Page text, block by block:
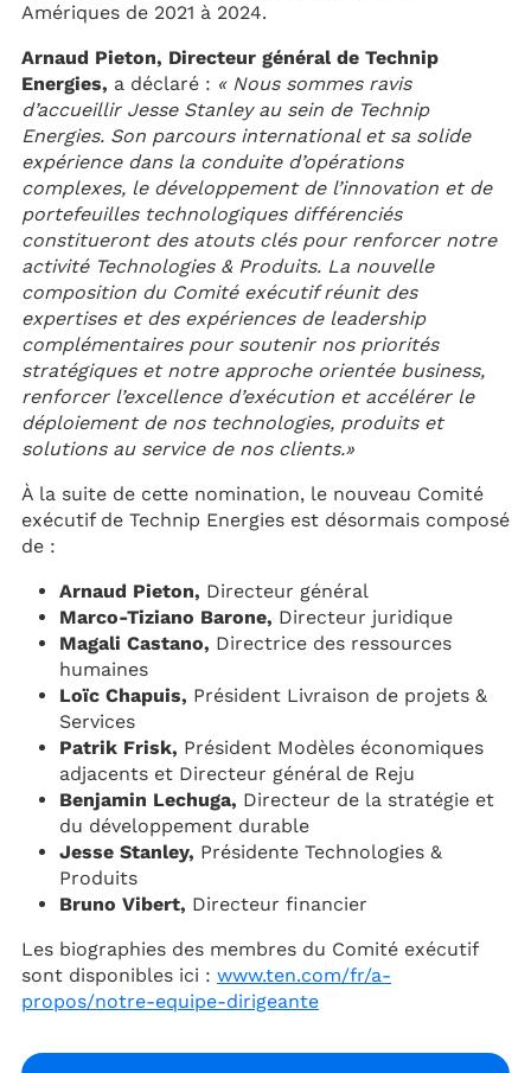
Amériques de 2021 à 2024.
Arnaud Pieton, Directeur général de Technip
Energies, a déclaré : « Nous sommes ravis
d’accueillir Jesse Stanley au sein de Technip
Energies. Son parcours international et sa solide
expérience dans la conduite d’opérations
complexes, le développement de l’innovation et de
portefeuilles technologiques différenciés
constitueront des atouts clés pour renforcer notre
activité Technologies & Produits. La nouvelle
composition du Comité exécutif réunit des
expertises et des expériences de leadership
complémentaires pour soutenir nos priorités
stratégiques et notre approche orientée business,
renforcer l’excellence d’exécution et accélérer le
déploiement de nos technologies, produits et
solutions au service de nos clients.»
À la suite de cette nomination, le nouveau Comité
exécutif de Technip Energies est désormais composé
de :
Arnaud Pieton, Directeur général
Marco-Tiziano Barone, Directeur juridique
Magali Castano, Directrice des ressources
humaines
Loïc Chapuis, Président Livraison de projets &
Services
Patrik Frisk, Président Modèles économiques
adjacents et Directeur général de Reju
Benjamin Lechuga, Directeur de la stratégie et
du développement durable
Jesse Stanley, Présidente Technologies &
Produits
Bruno Vibert, Directeur financier
Les biographies des membres du Comité exécutif
sont disponibles ici : www.ten.com/fr/a-
propos/notre-equipe-dirigeante